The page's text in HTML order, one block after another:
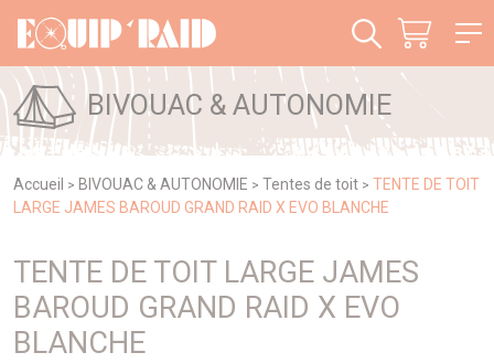
BIVOUAC & AUTONOMIE
Accueil > BIVOUAC & AUTONOMIE > Tentes de toit > TENTE DE TOIT
LARGE JAMES BAROUD GRAND RAID X EVO BLANCHE
TENTE DE TOIT LARGE JAMES
BAROUD GRAND RAID X EVO
BLANCHE
Panneau de gestion des cookies